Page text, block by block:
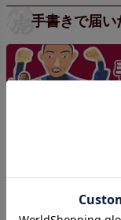
手書きで届い